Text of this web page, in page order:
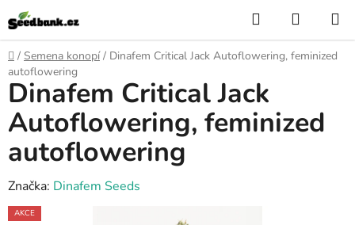
Přejít
na
obsah
Hledat
KOŠÍK
Domů
/ Semena konopí / Dinafem Critical Jack Autoflowering, feminized
autoflowering
Dinafem Critical Jack
Autoflowering, feminized
autoflowering
Značka: Dinafem Seeds
AKCE